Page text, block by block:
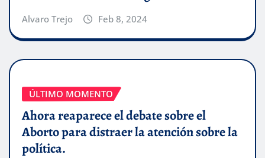
Alvaro Trejo Feb 8, 2024
ÚLTIMO MOMENTO
Ahora reaparece el debate sobre el
Aborto para distraer la atención sobre la
política.